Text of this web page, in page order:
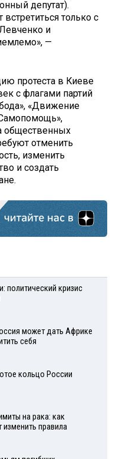
депутат).
только с
и
—
протеста в Киеве
с флагами партий
«Движение
общественных
отменить
изменить
и создать
политический кризис
может дать Африке
себя
кольцо России
на рака: как
правила